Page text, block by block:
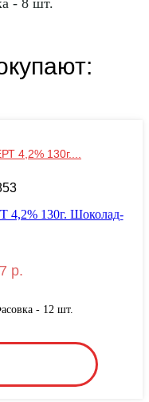
- 8 шт.
4,2% 130г....
р.
- 12 шт.